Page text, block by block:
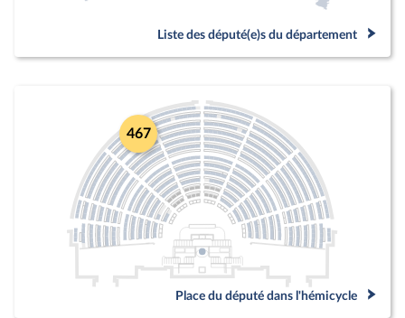
Liste des député(e)s du département
467
Place du député dans l'hémicycle